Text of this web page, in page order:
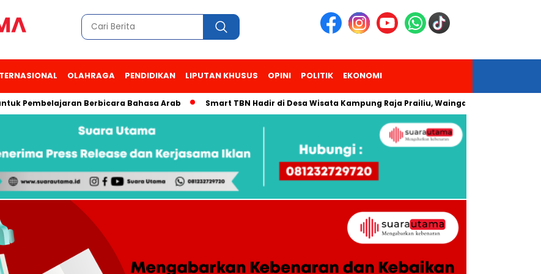
OLAHRAGA PENDIDIKAN LIPUTAN KHUSUS OPINI POLITIK EKONOMI
Berbicara Bahasa Arab Smart TBN Hadir di Desa Wisata Kampung Raja Prailiu, Waingapu!